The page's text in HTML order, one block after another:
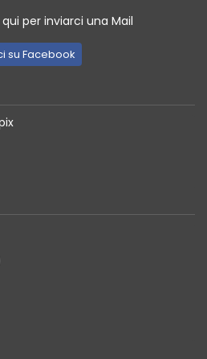
per inviarci una Mail
su Facebook